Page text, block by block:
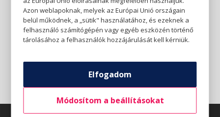
Azon weblapoknak, melyek az Európai Unió országain
belül működnek, a „sütik" használatához, és ezeknek a
felhasználó számítógépén vagy egyéb eszközén történő
tárolásához a felhasználók hozzájárulását kell kérniük.
Elfogadom
Módosítom a beállításokat